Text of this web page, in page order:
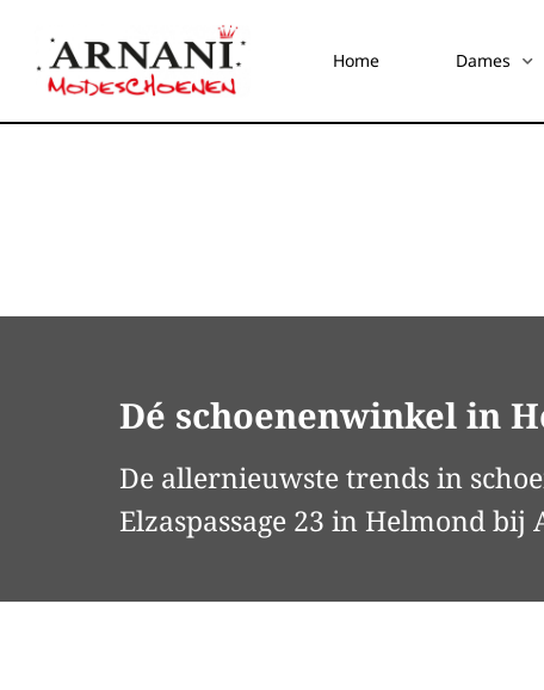
Home Dames
Dé schoenenwinkel in
De allernieuwste trends in
Elzaspassage 23 in Helmond bij